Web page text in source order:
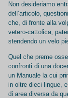
Non desideriamo
dell’articolo,
che, di fronte alla
vetero-cattolica,
stendendo un velo
Quel che preme
confronti di una
un Manuale la cui
in oltre dieci lingue,
di area diversa da